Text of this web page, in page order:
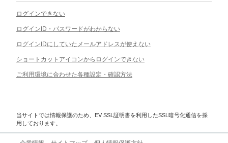
ログインできない
ログインID・パスワードがわからない
ログインIDにしていたメールアドレスが使えない
ショートカットアイコンからログインできない
ご利用環境に合わせた各種設定・確認方法
当サイトでは情報保護のため、EV SSL証明書を利用したSSL暗号化通信を採
用しております。